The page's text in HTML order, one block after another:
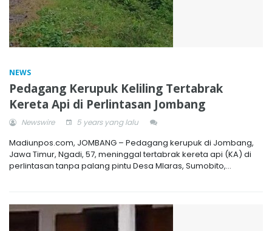
NEWS
Pedagang Kerupuk Keliling Tertabrak
Kereta Api di Perlintasan Jombang
Newswire 5 years yang lalu
Madiunpos.com, JOMBANG – Pedagang kerupuk di Jombang,
Jawa Timur, Ngadi, 57, meninggal tertabrak kereta api (KA) di
perlintasan tanpa palang pintu Desa Mlaras, Sumobito,...